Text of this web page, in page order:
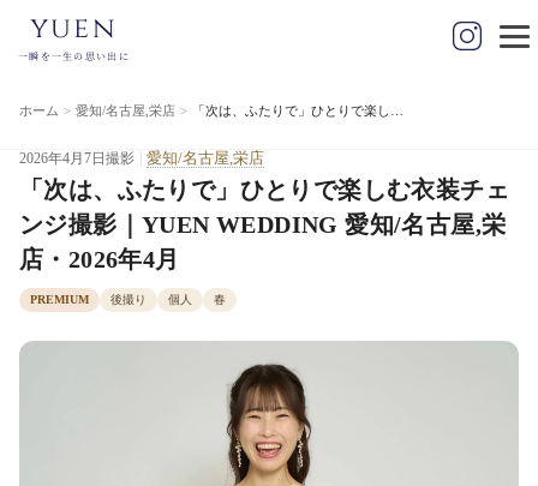
yuen
一瞬を一生の思い出に
ホーム 愛知/名古屋,栄店
2026年4月7日撮影 愛知/名古屋,栄店
「次は、ふたりで」ひとりで楽しむ衣装チェ
ンジ撮影｜YUEN WEDDING 愛知/名古屋,栄
店・2026年4月
PREMIUM 後撮り 個人 春